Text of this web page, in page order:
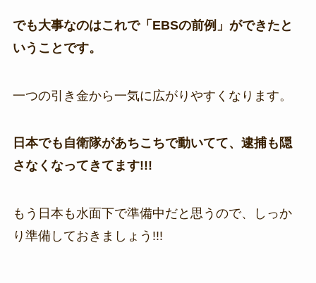
でも大事なのはこれで「EBSの前例」ができたと
いうことです。
一つの引き金から一気に広がりやすくなります。
日本でも自衛隊があちこちで動いてて、逮捕も隠
さなくなってきてます!!!
もう日本も水面下で準備中だと思うので、しっか
り準備しておきましょう!!!